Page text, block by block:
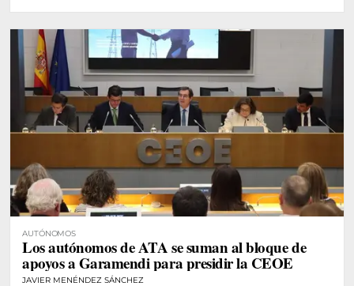
AUTÓNOMOS
Los autónomos de ATA se suman al bloque de
apoyos a Garamendi para presidir la CEOE
JAVIER MENÉNDEZ SÁNCHEZ